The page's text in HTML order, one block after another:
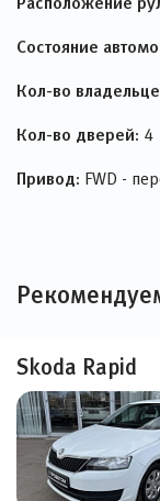
Состояние
Кол-во
Кол-во дверей: 4
Привод: FWD -
Skoda Rapid